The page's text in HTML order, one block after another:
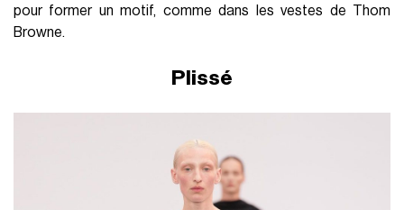
pour former un motif, comme dans les vestes de Thom
Browne.
Plissé